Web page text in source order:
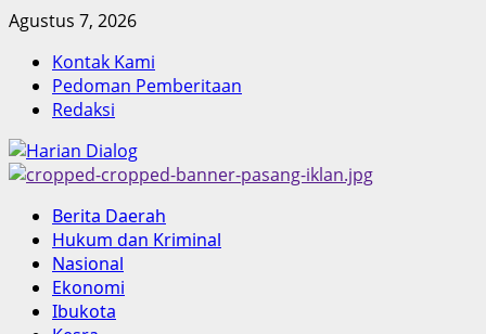
Skip
content
Agustus 7, 2026
Kontak Kami
Pedoman Pemberitaan
Redaksi
Primary
Menu
Berita Daerah
Hukum dan Kriminal
Nasional
Ekonomi
Ibukota